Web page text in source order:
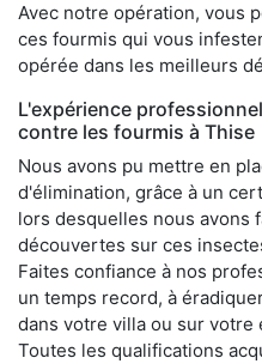
Avec notre opération, vous
ces fourmis qui vous
opérée dans les meilleurs
L'expérience
contre les fourmis à Thise
Nous avons pu mettre en
d'élimination, grâce à un
lors desquelles nous avons
découvertes sur ces
Faites confiance à nos
un temps record, à
dans votre villa ou sur votre
Toutes les qualifications